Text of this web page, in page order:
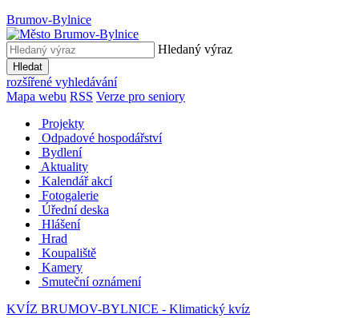
Brumov-Bylnice
Hledaný výraz
Hledat
rozšířené vyhledávání
Mapa webu RSS Verze pro seniory
Projekty
Odpadové hospodářství
Bydlení
Aktuality
Kalendář akcí
Fotogalerie
Úřední deska
Hlášení
Hrad
Koupaliště
Kamery
Smuteční oznámení
KVÍZ BRUMOV-BYLNICE - Klimatický kvíz